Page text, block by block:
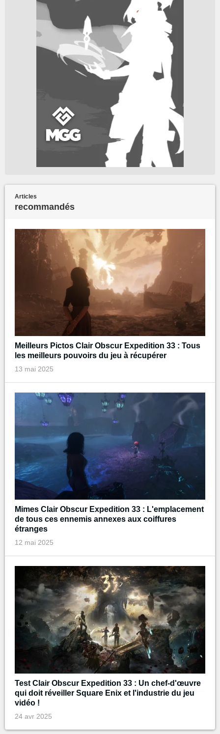
Articles
recommandés
Meilleurs Pictos Clair Obscur Expedition 33 : Tous
les meilleurs pouvoirs du jeu à récupérer
13 mai 2025
Mimes Clair Obscur Expedition 33 : L'emplacement
de tous ces ennemis annexes aux coiffures
étranges
12 mai 2025
Test Clair Obscur Expedition 33 : Un chef-d'œuvre
qui doit réveiller Square Enix et l'industrie du jeu
vidéo !
24 avr 2025